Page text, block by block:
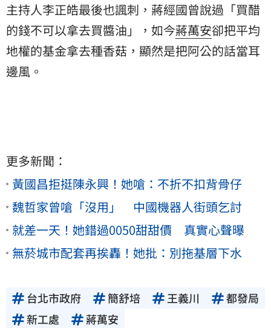
主持人李正皓最後也諷刺，蔣經國曾說過「買醋
的錢不可以拿去買醬油」，如今蔣萬安卻把平均
地權的基金拿去種香菇，顯然是把阿公的話當耳
邊風。
更多新聞：
黃國昌拒挺陳永興！她嗆：不折不扣背骨仔
魏哲家曾嗆「沒用」 中國機器人街頭乞討
就差一天！她錯過0050甜甜價 真實心聲曝
無菸城市配套再挨轟！她批：別拖基層下水
台北市政府 簡舒培 王義川
都發局
新工處
蔣萬安